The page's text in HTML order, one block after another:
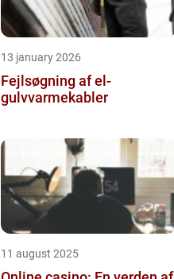
13 january 2026
Fejlsøgning af el-
gulvvarmekabler
11 august 2025